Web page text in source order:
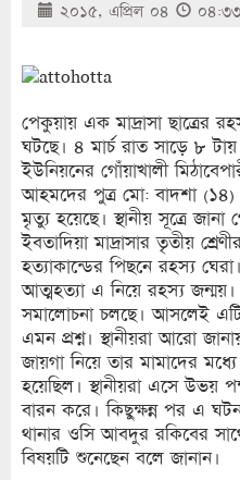
২০১৫, এপ্রিল ০৪
পেকুয়ায় এক মাদ্রাসা ছাত্রের
ঘটছে। ৪ মার্চ রাত সাড়ে ৮
ইউনিয়নের গোঁয়াখালী
আহমদের পুত্র মো: বাদশা
মৃত্যু হয়েছে। স্থানীয় সূত্রে
ইবতাদিয়া মাদ্রাসার তৃতীয়
হত্যাকান্ডের পিছনে রহস্য
আত্মহত্যা এ নিয়ে রহস্য
সমালোচনা চলছে। আসলেই
এমন প্রশ্ন। স্থানীয়রা আরো
জায়গা নিয়ে তার মামাদের
হয়েছিল। স্থানীয়রা এসে উভয়
বারন করে। কিছুক্ষন্ন পর এ
থানার ওসি আবদুর রকিবের
বিষয়টি শুনেছেন বলে জানান।